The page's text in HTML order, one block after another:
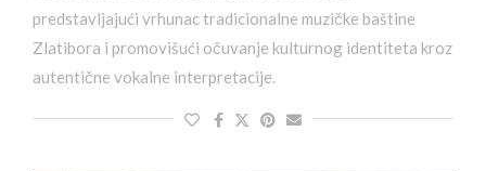
predstavljajući vrhunac tradicionalne muzičke baštine
Zlatibora i promovišući očuvanje kulturnog identiteta kroz
autentične vokalne interpretacije.